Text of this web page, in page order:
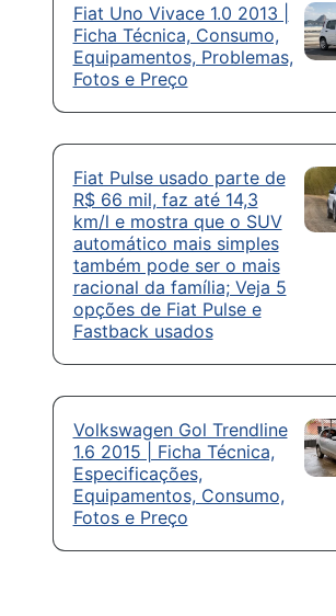
Fiat Uno Vivace 1.0 2013 |
Ficha Técnica, Consumo,
Equipamentos, Problemas,
Fotos e Preço
Fiat Pulse usado parte de
R$ 66 mil, faz até 14,3
km/l e mostra que o SUV
automático mais simples
também pode ser o mais
racional da família; Veja 5
opções de Fiat Pulse e
Fastback usados
Volkswagen Gol Trendline
1.6 2015 | Ficha Técnica,
Especificações,
Equipamentos, Consumo,
Fotos e Preço